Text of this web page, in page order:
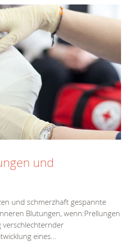
und
und schmerzhaft gespannte
Blutungen, wenn:Prellungen
verschlechternder
eines...